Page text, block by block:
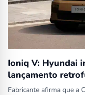
Ioniq V: Hyundai
lançamento
Fabricante afirma que a